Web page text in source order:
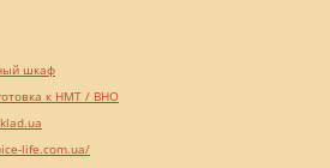
шкаф
к НМТ / ВНО
life.com.ua/